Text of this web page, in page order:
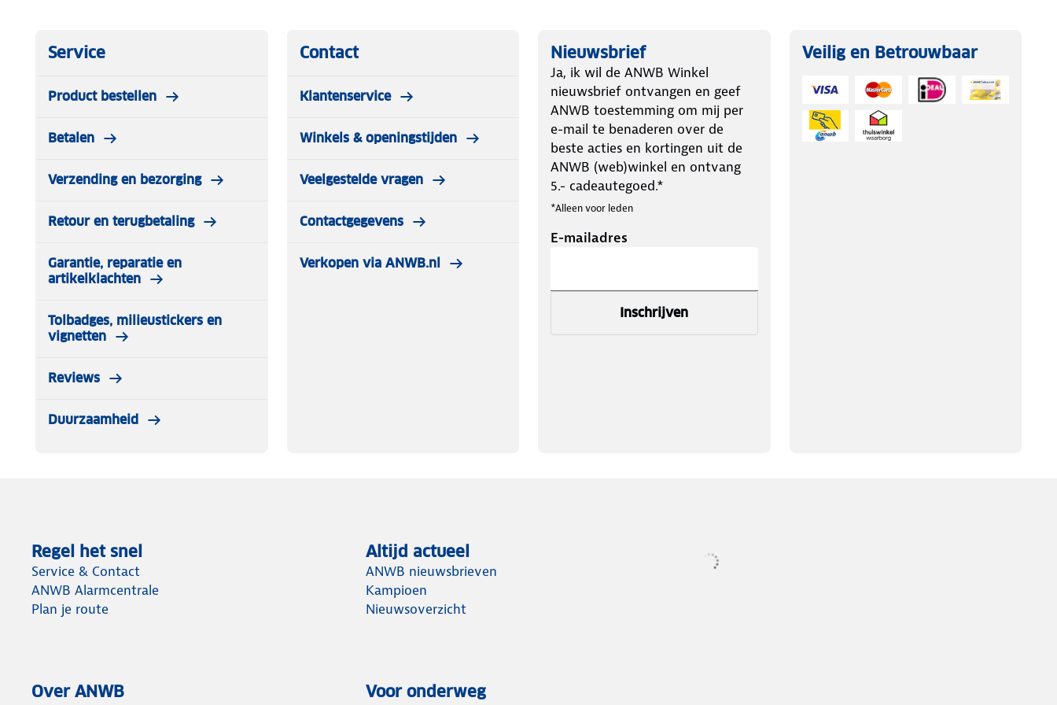
Service
Product bestellen
Betalen
Verzending en bezorging
Retour en terugbetaling
Garantie, reparatie en
artikelklachten
Tolbadges, milieustickers en
vignetten
Reviews
Duurzaamheid
Contact
Klantenservice
Winkels & openingstijden
Veelgestelde vragen
Contactgegevens
Verkopen via ANWB.nl
Nieuwsbrief
Ja, ik wil de ANWB Winkel
nieuwsbrief ontvangen en geef
ANWB toestemming om mij per
e-mail te benaderen over de
beste acties en kortingen uit de
ANWB (web)winkel en ontvang
5.- cadeautegoed.*
*Alleen voor leden
E-mailadres
Inschrijven
Veilig en Betrouwbaar
Regel het snel
Service & Contact
ANWB Alarmcentrale
Plan je route
Altijd actueel
ANWB nieuwsbrieven
Kampioen
Nieuwsoverzicht
Over ANWB Voor onderweg